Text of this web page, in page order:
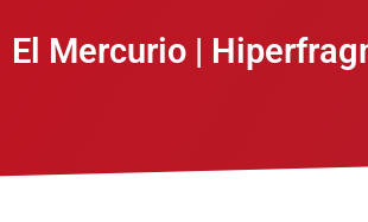
El Mercurio |